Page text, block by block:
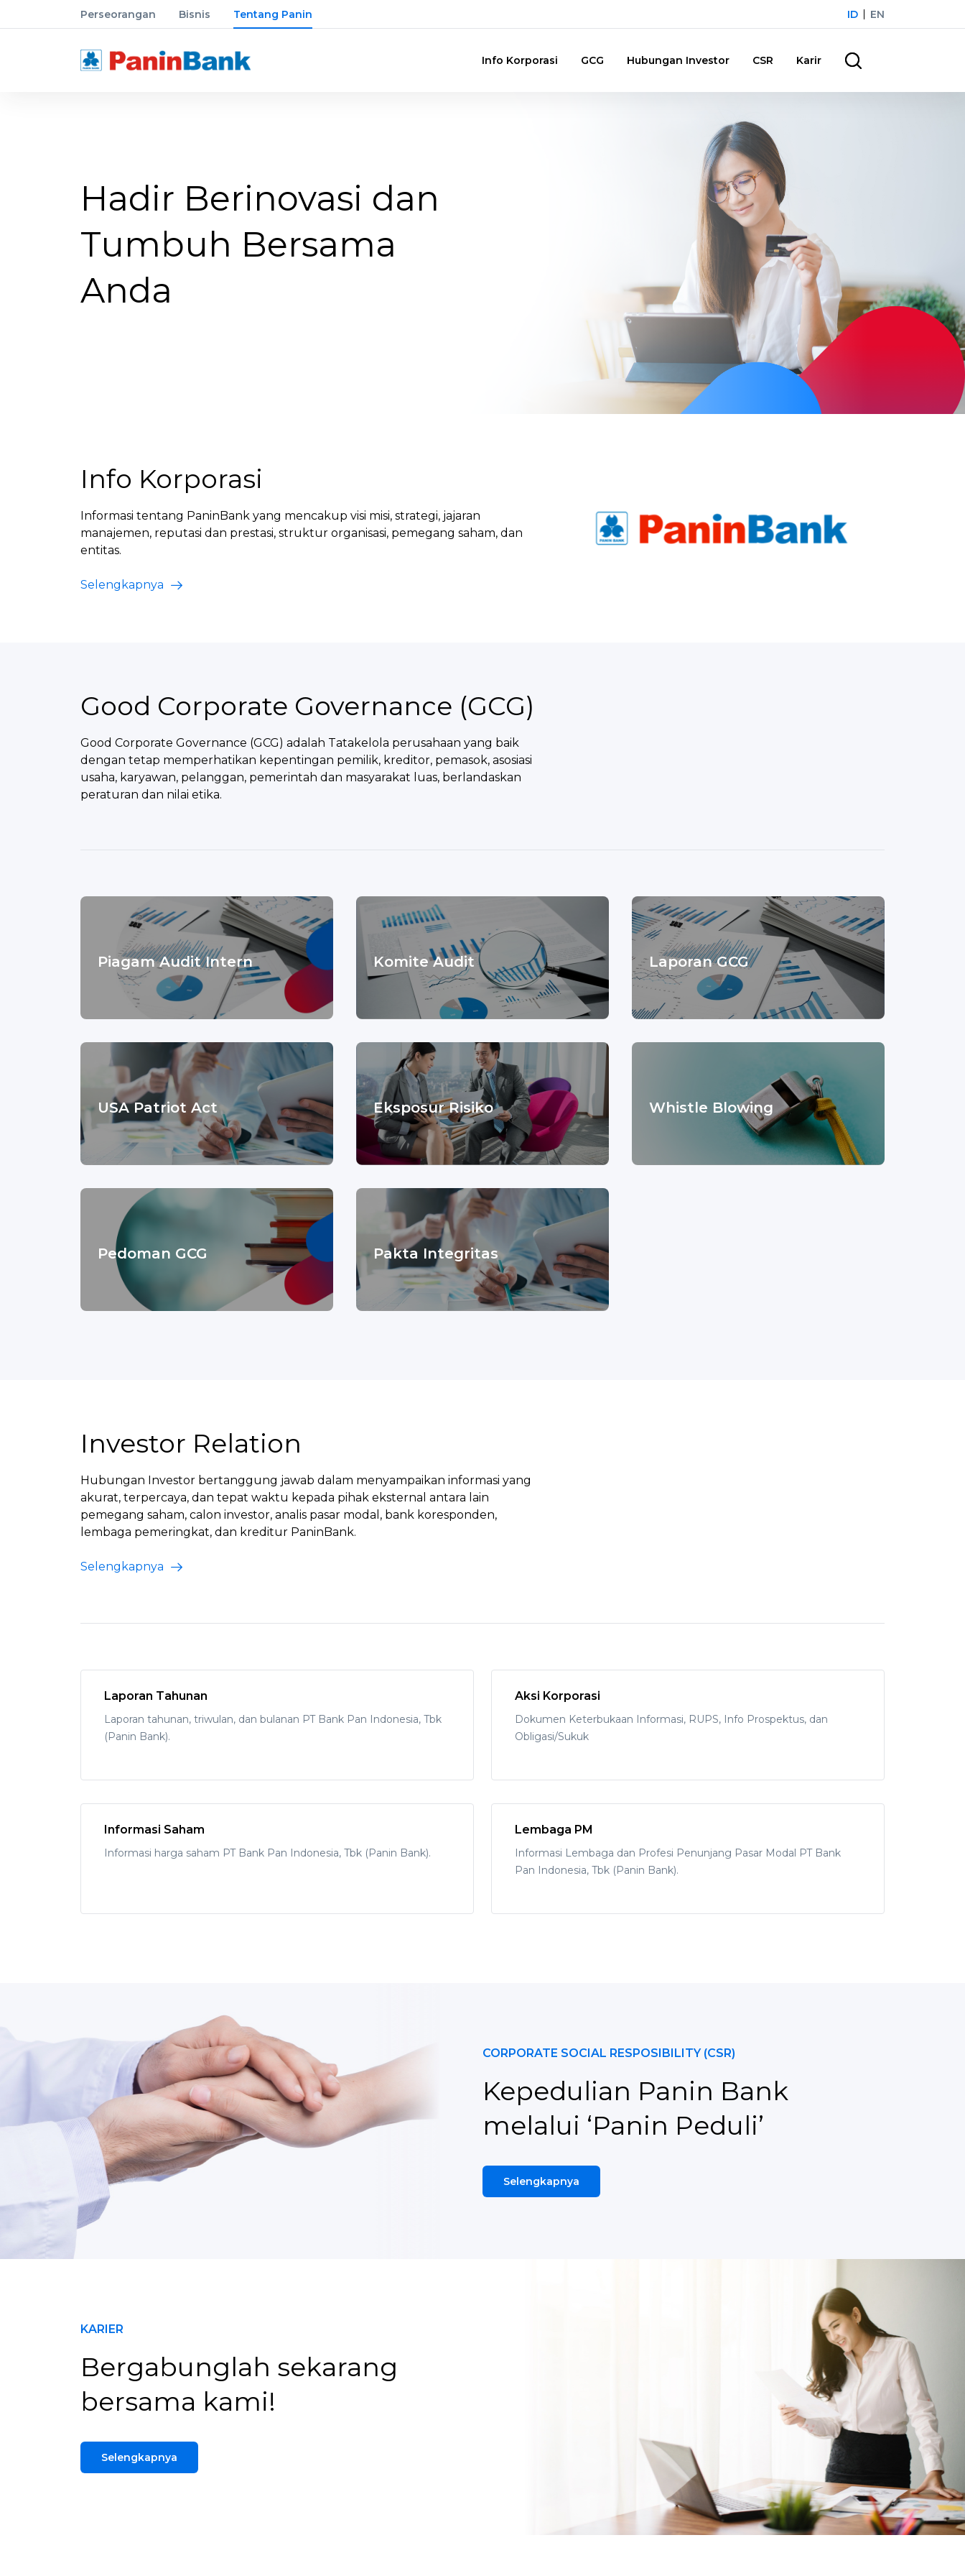
Perseorangan Bisnis Tentang Panin ID EN
Info Korporasi GCG Hubungan Investor CSR Karir
Hadir Berinovasi dan
Tumbuh Bersama
Anda
Info Korporasi
Informasi tentang PaninBank yang mencakup visi misi, strategi, jajaran
manajemen, reputasi dan prestasi, struktur organisasi, pemegang saham, dan
entitas.
Selengkapnya
Good Corporate Governance (GCG)
Good Corporate Governance (GCG) adalah Tatakelola perusahaan yang baik
dengan tetap memperhatikan kepentingan pemilik, kreditor, pemasok, asosiasi
usaha, karyawan, pelanggan, pemerintah dan masyarakat luas, berlandaskan
peraturan dan nilai etika.
Piagam Audit Intern Komite Audit Laporan GCG
USA Patriot Act Eksposur Risiko Whistle Blowing
Pedoman GCG Pakta Integritas
Investor Relation
Hubungan Investor bertanggung jawab dalam menyampaikan informasi yang
akurat, terpercaya, dan tepat waktu kepada pihak eksternal antara lain
pemegang saham, calon investor, analis pasar modal, bank koresponden,
lembaga pemeringkat, dan kreditur PaninBank.
Selengkapnya
Laporan Tahunan
Laporan tahunan, triwulan, dan bulanan PT Bank Pan Indonesia, Tbk
(Panin Bank).
Aksi Korporasi
Dokumen Keterbukaan Informasi, RUPS, Info Prospektus, dan
Obligasi/Sukuk
Informasi Saham
Informasi harga saham PT Bank Pan Indonesia, Tbk (Panin Bank).
Lembaga PM
Informasi Lembaga dan Profesi Penunjang Pasar Modal PT Bank
Pan Indonesia, Tbk (Panin Bank).
CORPORATE SOCIAL RESPOSIBILITY (CSR)
Kepedulian Panin Bank
melalui ‘Panin Peduli’
Selengkapnya
KARIER
Bergabunglah sekarang
bersama kami!
Selengkapnya